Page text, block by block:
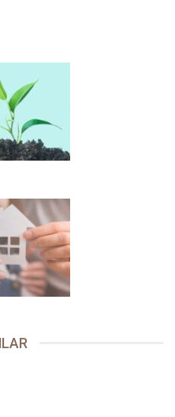
hakkında verdikleri
için vereceği hükme aynı
ise, yarın herkes
ve Nasr sûrelerini okuyor:
diyordu.
diye soranlar olmuştu.
doğrulatmak istiyorlardı;
yol olacaktı. Ancak Allah
Zira Ebû Tâlib’in büyük oğlu